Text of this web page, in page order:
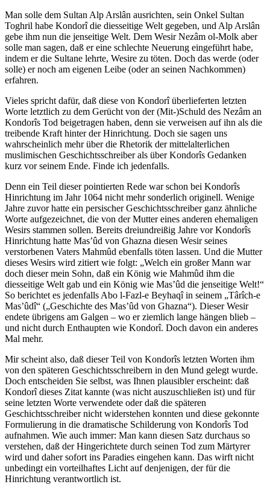
Man solle dem Sultan Alp Arslân ausrichten, sein Onkel Sultan
Toghril habe Kondorî die diesseitige Welt gegeben, und Alp Arslân
gebe ihm nun die jenseitige Welt. Dem Wesir Nezâm ol-Molk aber
solle man sagen, daß er eine schlechte Neuerung eingeführt habe,
indem er die Sultane lehrte, Wesire zu töten. Doch das werde (oder
solle) er noch am eigenen Leibe (oder an seinen Nachkommen)
erfahren.
Vieles spricht dafür, daß diese von Kondorî überlieferten letzten
Worte letztlich zu dem Gerücht von der (Mit-)Schuld des Nezâm an
Kondorîs Tod beigetragen haben, denn sie verweisen auf ihn als die
treibende Kraft hinter der Hinrichtung. Doch sie sagen uns
wahrscheinlich mehr über die Rhetorik der mittelalterlichen
muslimischen Geschichtsschreiber als über Kondorîs Gedanken
kurz vor seinem Ende. Finde ich jedenfalls.
Denn ein Teil dieser pointierten Rede war schon bei Kondorîs
Hinrichtung im Jahr 1064 nicht mehr sonderlich originell. Wenige
Jahre zuvor hatte ein persischer Geschichtsschreiber ganz ähnliche
Worte aufgezeichnet, die von der Mutter eines anderen ehemaligen
Wesirs stammen sollen. Bereits dreiundreißig Jahre vor Kondorîs
Hinrichtung hatte Mas’ûd von Ghazna diesen Wesir seines
verstorbenen Vaters Mahmûd ebenfalls töten lassen. Und die Mutter
dieses Wesirs wird zitiert wie folgt: „Welch ein großer Mann war
doch dieser mein Sohn, daß ein König wie Mahmûd ihm die
diesseitige Welt gab und ein König wie Mas’ûd die jenseitige Welt!“
So berichtet es jedenfalls Abo l-Fazl-e Beyhaqî in seinem „Târîch-e
Mas’ûdî“ („Geschichte des Mas’ûd von Ghazna“). Dieser Wesir
endete übrigens am Galgen – wo er ziemlich lange hängen blieb –
und nicht durch Enthaupten wie Kondorî. Doch davon ein anderes
Mal mehr.
Mir scheint also, daß dieser Teil von Kondorîs letzten Worten ihm
von den späteren Geschichtsschreibern in den Mund gelegt wurde.
Doch entscheiden Sie selbst, was Ihnen plausibler erscheint: daß
Kondorî dieses Zitat kannte (was nicht auszuschließen ist) und für
seine letzten Worte verwendete oder daß die späteren
Geschichtsschreiber nicht widerstehen konnten und diese gekonnte
Formulierung in die dramatische Schilderung von Kondorîs Tod
aufnahmen. Wie auch immer: Man kann diesen Satz durchaus so
verstehen, daß der Hingerichtete durch seinen Tod zum Märtyrer
wird und daher sofort ins Paradies eingehen kann. Das wirft nicht
unbedingt ein vorteilhaftes Licht auf denjenigen, der für die
Hinrichtung verantwortlich ist.